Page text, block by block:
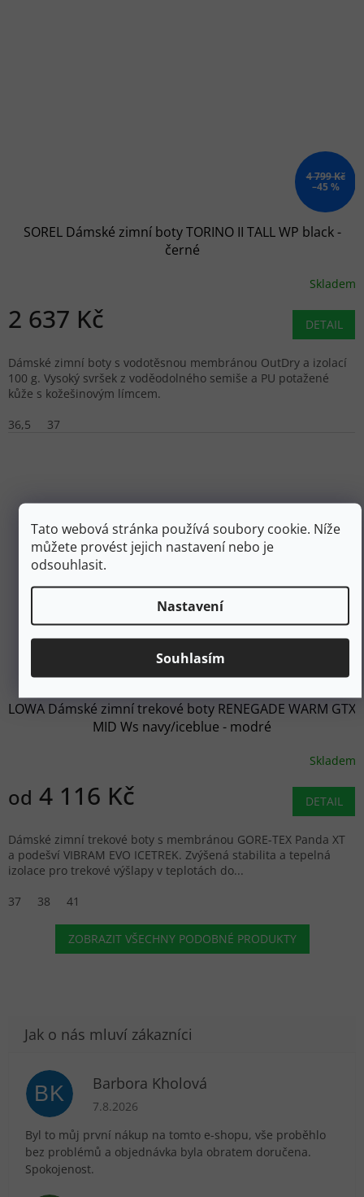
Tato webová stránka používá soubory cookie. Níže
můžete provést jejich nastavení nebo je
odsouhlasit.
Nastavení
Souhlasím
4 799 Kč
–45 %
SOREL Dámské zimní boty TORINO II TALL WP black -
černé
Skladem
2 637 Kč DETAIL
Dámské zimní boty s vodotěsnou membránou OutDry a izolací
100 g. Vysoký svršek z voděodolného semiše a PU potažené
kůže s kožešinovým límcem.
36,5
37
LOWA Dámské zimní trekové boty RENEGADE WARM GTX
MID Ws navy/iceblue - modré
Skladem
od 4 116 Kč DETAIL
Dámské zimní trekové boty s membránou GORE-TEX Panda XT
a podešví VIBRAM EVO ICETREK. Zvýšená stabilita a tepelná
izolace pro trekové výšlapy v teplotách do...
37
38 41
ZOBRAZIT VŠECHNY PODOBNÉ PRODUKTY
BK Barbora Kholová
Hodnocení obchodu je 5 z 5 hvězdiček.
7.8.2026
Byl to můj první nákup na tomto e-shopu, vše proběhlo
bez problémů a objednávka byla obratem doručena.
Spokojenost.